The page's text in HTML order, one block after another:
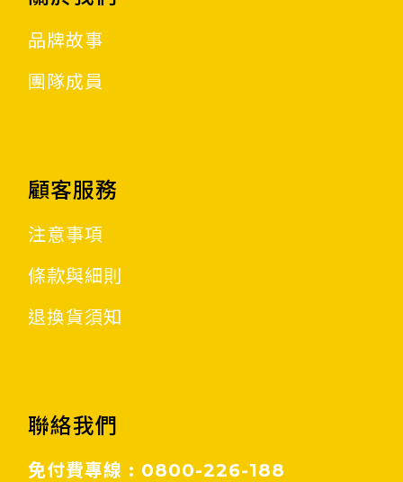
品牌故事
團隊成員
顧客服務
注意事項
條款與細則
退換貨須知
聯絡我們
免付費專線 : 0800-226-188